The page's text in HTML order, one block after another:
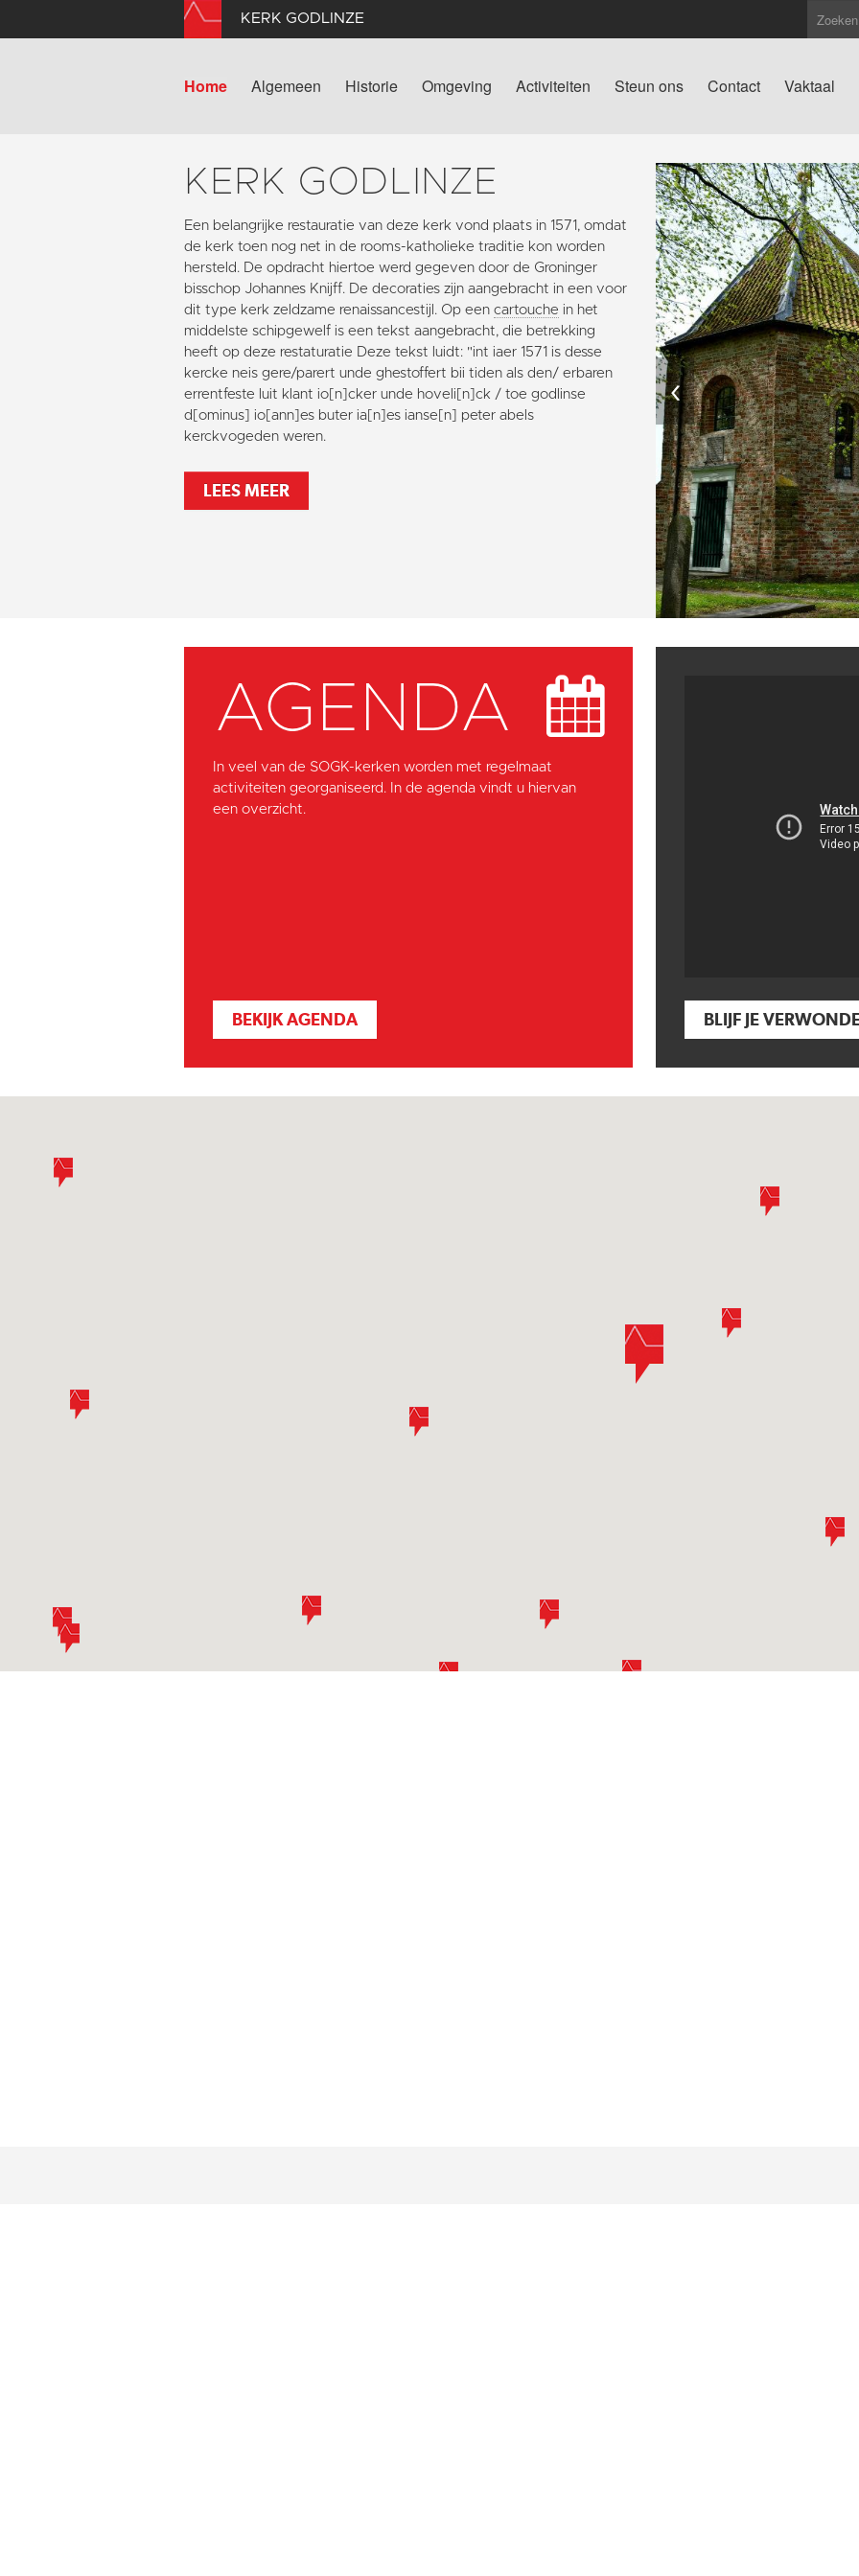
KERK GODLINZE
Home Algemeen Historie Omgeving Activiteiten Steun ons Contact Vaktaal
KERK GODLINZE
Een belangrijke restauratie van deze kerk vond plaats in 1571, omdat
de kerk toen nog net in de rooms-katholieke traditie kon worden
hersteld. De opdracht hiertoe werd gegeven door de Groninger
bisschop Johannes Knijff. De decoraties zijn aangebracht in een voor
dit type kerk zeldzame renaissancestijl. Op een cartouche in het
middelste schipgewelf is een tekst aangebracht, die betrekking
heeft op deze restaturatie Deze tekst luidt: "int iaer 1571 is desse
kercke neis gere/parert unde ghestoffert bii tiden als den/ erbaren
errentfeste luit klant io[n]cker unde hoveli[n]ck / toe godlinse
d[ominus] io[ann]es buter ia[n]es ianse[n] peter abels
kerckvogeden weren.
LEES MEER
‹
AGENDA
In veel van de SOGK-kerken worden met regelmaat
activiteiten georganiseerd. In de agenda vindt u hiervan
een overzicht.
BEKIJK AGENDA BLIJF JE